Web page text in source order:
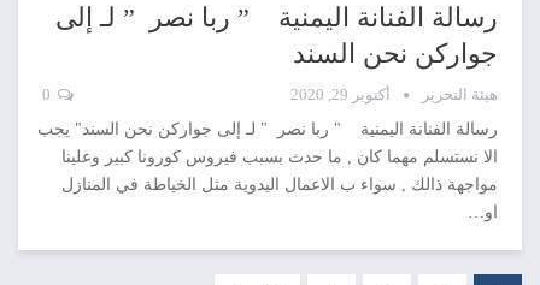
رسالة الفنانة اليمنية ” ربا نصر ” لـ إلى
جواركن نحن السند
هيئة التحرير أكتوبر 29, 2020
رسالة الفنانة اليمنية " ربا نصر " لـ إلى جواركن نحن السند" يجب
الا نستسلم مهما كان , ما حدث بسبب فيروس كورونا كبير وعلينا
مواجهة ذالك , سواء ب الاعمال اليدوية مثل الخياطة في المنازل
او…